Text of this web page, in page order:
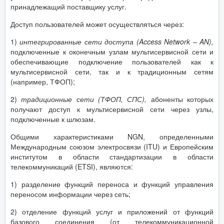
принадлежащий поставщику услуг.
Доступ пользователей может осуществляться через:
1)интегрированные сети доступа (Access Network –AN),
подключенные к оконечным узлам мультисервисной сети и
обеспечивающие подключение пользователей как к
мультисервисной сети, так и к традиционным сетям
(например, ТФОП);
2)традиционные сети (ТФОП, СПС), абоненты которых
получают доступ к мультисервисной сети через узлы,
подключенные к шлюзам.
Общими характеристиками NGN, определенными
Международным союзом электросвязи (ITU) и Европейским
институтом в области стандартизации в области
телекоммуникаций (ETSI), являются:
1) разделение функций переноса и функций управления
переносом информации через сеть;
2) отделение функций услуг и приложений от функций
базового соединения (от телекоммуникационной